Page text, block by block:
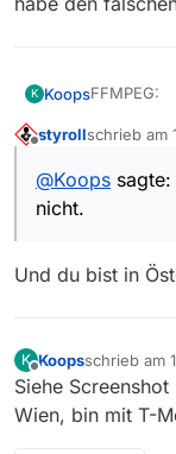
K KoopsFFMPEG:
ffmpeg:
Hat nichts
styrollschrieb am
zuletzt
@Koops
nicht.
Und du bist in
K
Offline
Koopsschrieb am
zuletzt
Siehe
Wien, bin mit T-